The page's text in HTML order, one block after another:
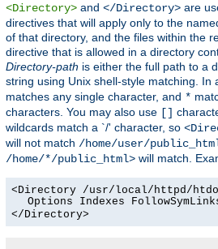
<Directory> and </Directory> are
directives that will apply only to the
of that directory, and the files within the
directive that is allowed in a directory
Directory-path is either the full path to a
string using Unix shell-style matching. In
matches any single character, and *
characters. You may also use []
wildcards match a `/' character, so
will not match /home/user/
/home/*/public_html> will match.
<Directory /usr/local/httpd/
Options Indexes
</Directory>